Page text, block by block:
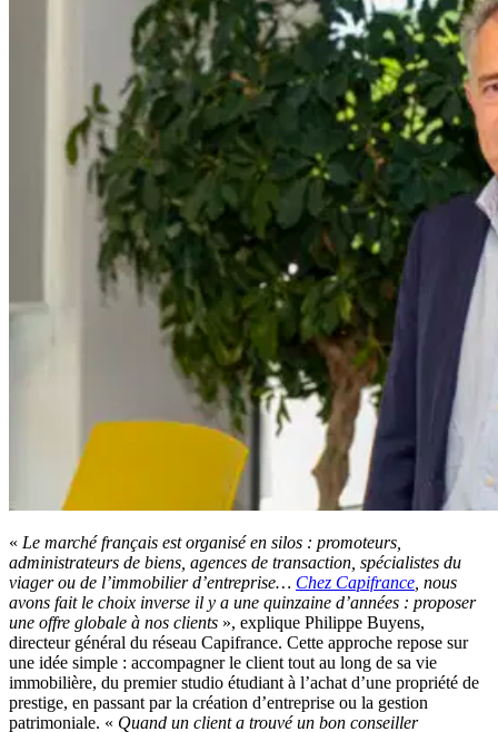
« Le marché français est organisé en silos : promoteurs,
administrateurs de biens, agences de transaction, spécialistes du
viager ou de l’immobilier d’entreprise… Chez Capifrance , nous
avons fait le choix inverse il y a une quinzaine d’années : proposer
une offre globale à nos clients », explique Philippe Buyens,
directeur général du réseau Capifrance. Cette approche repose sur
une idée simple : accompagner le client tout au long de sa vie
immobilière, du premier studio étudiant à l’achat d’une propriété de
prestige, en passant par la création d’entreprise ou la gestion
patrimoniale. « Quand un client a trouvé un bon conseiller